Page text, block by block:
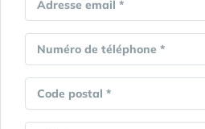
Adresse email *
Numéro de téléphone *
Code postal *